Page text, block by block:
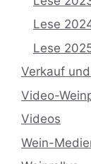
Lese
Lese
Verkauf
Video-
Videos
Wein-